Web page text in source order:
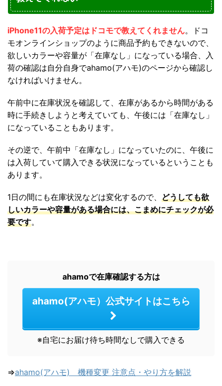
iPhone11の入荷予定はドコモで教えてくれません。ドコ
モオンラインショップのように商品予約もできないので、
欲しいカラーや容量が「在庫なし」になっている場合、入
荷の確認は自分自身でahamo(アハモ)のページから確認し
なければいけません。
午前中に在庫状況を確認して、在庫があるから時間がある
時に手続きしようと考えていても、午後には「在庫なし」
になっていることもあります。
その逆で、午前中「在庫なし」になっていたのに、午後に
は入荷していて購入できる状況になっているということも
あります。
1日の間にも在庫状況などは変化するので、 どうしても欲
しいカラーや容量がある場合には、こまめにチェックが必
要です。
ahamoで在庫確認する方は
ahamo(アハモ）公式サイトはこちら
※自宅にお届け待ち時間なしで購入できる
⇒ahamo(アハモ) 機種変更 注意点・やり方を解説